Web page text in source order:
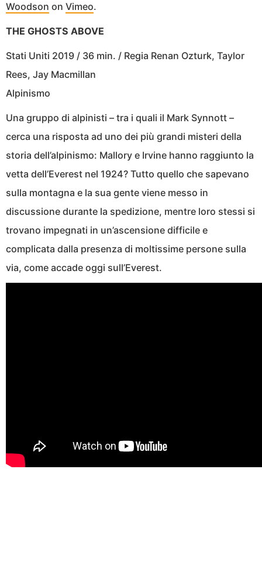
Woodson on Vimeo.
THE GHOSTS ABOVE
Stati Uniti 2019 / 36 min. / Regia Renan Ozturk, Taylor
Rees, Jay Macmillan
Alpinismo
Una gruppo di alpinisti – tra i quali il Mark Synnott –
cerca una risposta ad uno dei più grandi misteri della
storia dell’alpinismo: Mallory e Irvine hanno raggiunto la
vetta dell’Everest nel 1924? Tutto quello che sapevano
sulla montagna e la sua gente viene messo in
discussione durante la spedizione, mentre loro stessi si
trovano impegnati in un’ascensione difficile e
complicata dalla presenza di moltissime persone sulla
via, come accade oggi sull’Everest.